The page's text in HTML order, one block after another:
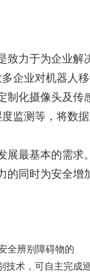
致力于为企业解
企业对机器人
制化摄像头及
监测等，将数
展最基本的需
的同时为安全
全辨别障碍物的
技术，可自主完成